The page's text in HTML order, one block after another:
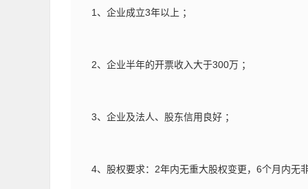
1、企业成立3年以上 ；
2、企业半年的开票收入大于300万 ；
3、企业及法人、股东信用良好 ；
4、股权要求：2年内无重大股权变更，6个月内无